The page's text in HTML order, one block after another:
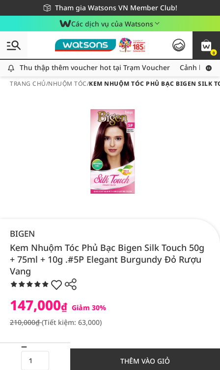
Tham gia Watsons VN Member Club!
Miễn phí giao hàng cho đơn hàng từ 249,000Đ
Giao hàng nhanh 24h - Áp dụng khu vực TP. Hồ Chí Minh
Các dịch vụ của Watsons
0
Thu thập thêm voucher hot tại Trạm Voucher
Thu thập thêm voucher hot tại Trạm Voucher Cảnh báo
TRANG CHỦ/NHUỘM TÓC/KEM NHUỘM TÓC PHỦ BẠC BIGEN SILK
BIGEN
Kem Nhuộm Tóc Phủ Bạc Bigen Silk Touch 50g
+ 75ml + 10g .#5P Elegant Burgundy Đỏ Rượu
Vang
147,000₫ Giảm 30%
210,000₫(Tiết kiệm: 63,000)
THÊM VÀO GIỎ